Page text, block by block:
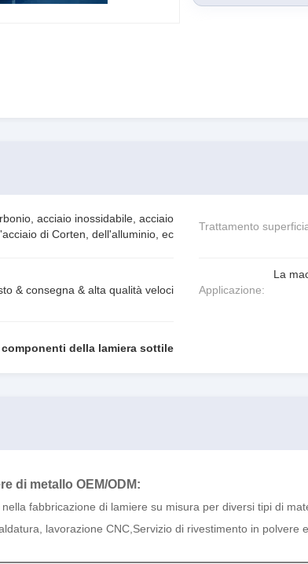
acciaio inossidabile, acciaio
di Corten, dell'alluminio, ec
Trattamento
& consegna & alta qualità veloci Applicazione:
La
componenti della lamiera sottile
di metallo OEM/ODM:
fabbricazione di lamiere su misura per diversi tipi di
lavorazione CNC,Servizio di rivestimento in polvere